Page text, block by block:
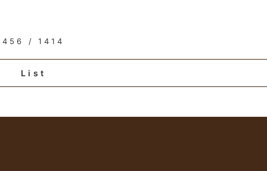
456 / 1414
List